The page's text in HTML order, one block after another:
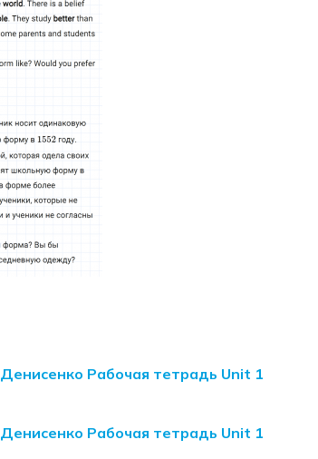
Рабочая тетрадь Unit 1
Рабочая тетрадь Unit 1